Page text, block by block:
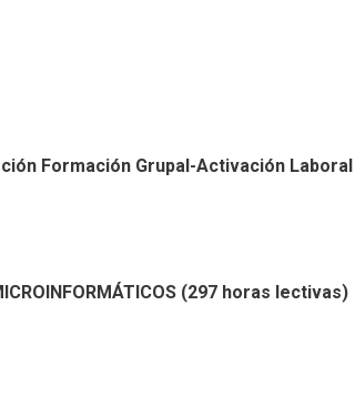
Formación Grupal-Activación Laboral
(297 horas lectivas)